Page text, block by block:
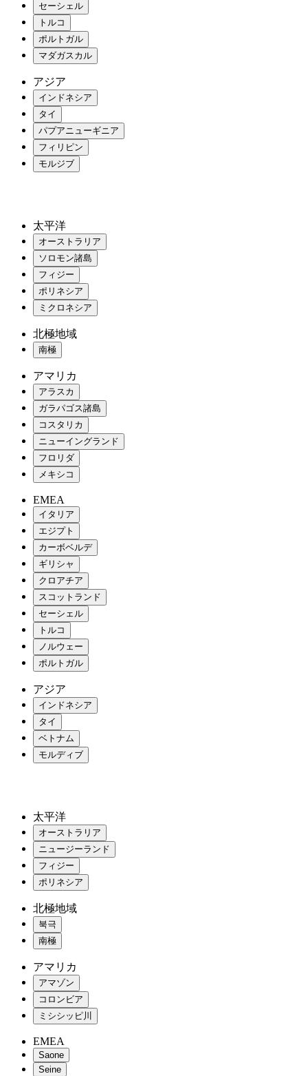
セーシェル
トルコ
ポルトガル
マダガスカル
アジア
インドネシア
タイ
パプアニューギニア
フィリピン
モルジブ
太平洋
オーストラリア
ソロモン諸島
フィジー
ポリネシア
ミクロネシア
北極地域
南極
アマリカ
アラスカ
ガラパゴス諸島
コスタリカ
ニューイングランド
フロリダ
メキシコ
EMEA
イタリア
エジプト
カーボベルデ
ギリシャ
クロアチア
スコットランド
セーシェル
トルコ
ノルウェー
ポルトガル
アジア
インドネシア
タイ
ベトナム
モルディブ
太平洋
オーストラリア
ニュージーランド
フィジー
ポリネシア
北極地域
북극
南極
アマリカ
アマゾン
コロンビア
ミシシッピ川
EMEA
Saone
Seine